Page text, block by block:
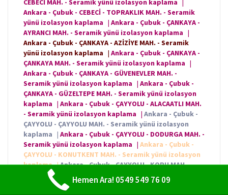
CEBECİ MAH. - Seramik yünü izolasyon kaplama |
Ankara - Çubuk - CEBECİ - TOPRAKLIK MAH. - Seramik
yünü izolasyon kaplama | Ankara - Çubuk - ÇANKAYA -
AYRANCI MAH. - Seramik yünü izolasyon kaplama |
Ankara - Çubuk - ÇANKAYA - AZİZİYE MAH. - Seramik
yünü izolasyon kaplama | Ankara - Çubuk - ÇANKAYA -
ÇANKAYA MAH. - Seramik yünü izolasyon kaplama |
Ankara - Çubuk - ÇANKAYA - GÜVENEVLER MAH. -
Seramik yünü izolasyon kaplama | Ankara - Çubuk -
ÇANKAYA - GÜZELTEPE MAH. - Seramik yünü izolasyon
kaplama | Ankara - Çubuk - ÇAYYOLU - ALACAATLI MAH.
- Seramik yünü izolasyon kaplama | Ankara - Çubuk -
ÇAYYOLU - ÇAYYOLU MAH. - Seramik yünü izolasyon
kaplama | Ankara - Çubuk - ÇAYYOLU - DODURGA MAH. -
Seramik yünü izolasyon kaplama | Ankara - Çubuk -
ÇAYYOLU - KONUTKENT MAH. - Seramik yünü izolasyon
kaplama|Ankara - Çubuk - ÇAYYOLU - KORU MAH. -
Seramik yünü izolasyon kaplama | Ankara - Çubuk -
ÇAYYOLU - PROF. DR. AHMET TANER KIŞLALI MAH. -
Hemen Ara! 0549 549 76 09